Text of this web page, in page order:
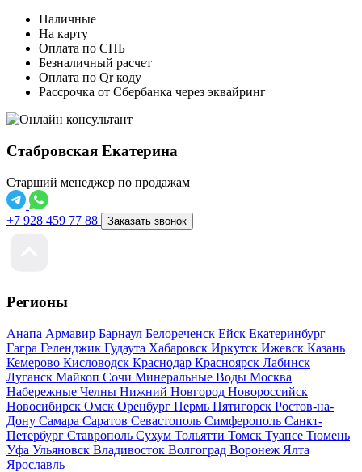
Наличные
На карту
Оплата по СПБ
Безналичный расчет
Оплата по Qr коду
Рассрочка от Сбербанка через эквайринг
Стабровская Екатерина
Старший менеджер по продажам
+7 928 459 77 88 Заказать звонок
Регионы
Анапа Армавир Барнаул Белореченск Ейск Екатеринбург
Гагра Геленджик Гудаута Хабаровск Иркутск Ижевск Казань
Кемерово Кисловодск Краснодар Красноярск Лабинск
Луганск Майкоп Сочи Минеральные Воды Москва
Набережные Челны Нижний Новгород Новороссийск
Новосибирск Омск Оренбург Пермь Пятигорск Ростов-на-
Дону Самара Саратов Севастополь Симферополь Санкт-
Петербург Ставрополь Сухум Тольятти Томск Туапсе Тюмень
Уфа Ульяновск Владивосток Волгоград Воронеж Ялта
Ярославль